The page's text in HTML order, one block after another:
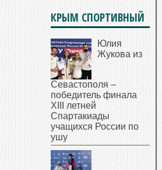
КРЫМ СПОРТИВНЫЙ
Юлия
Жукова из
Севастополя –
победитель финала
XIII летней
Спартакиады
учащихся России по
ушу